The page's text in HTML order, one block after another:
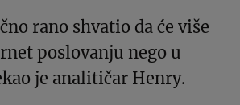
rano shvatio da će više
poslovanju nego u
je analitičar Henry.